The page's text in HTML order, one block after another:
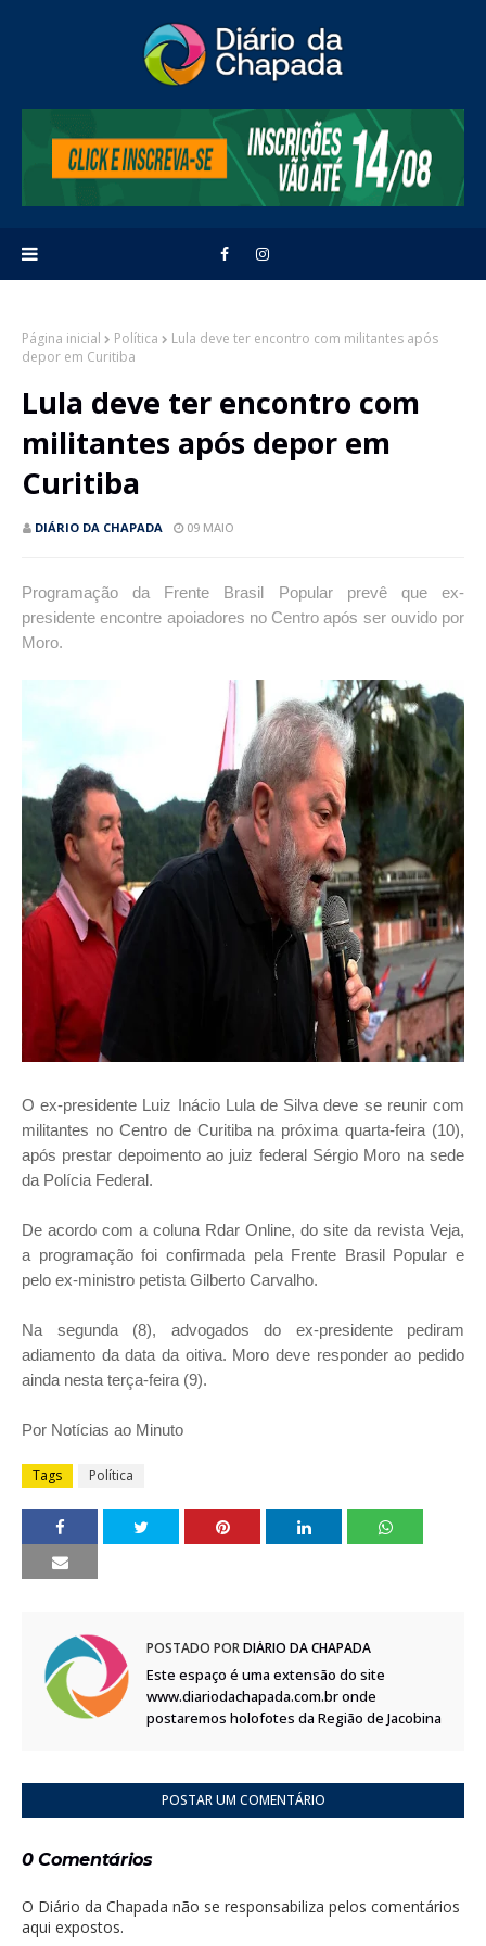
Página inicial Política
Lula deve ter encontro com militantes após
depor em Curitiba
Lula deve ter encontro com
militantes após depor em
Curitiba
DIÁRIO DA CHAPADA 09 MAIO
Programação da Frente Brasil Popular prevê que ex-
presidente encontre apoiadores no Centro após ser ouvido por
Moro.
O ex-presidente Luiz Inácio Lula de Silva deve se reunir com
militantes no Centro de Curitiba na próxima quarta-feira (10),
após prestar depoimento ao juiz federal Sérgio Moro na sede
da Polícia Federal.
De acordo com a coluna Rdar Online, do site da revista Veja,
a programação foi confirmada pela Frente Brasil Popular e
pelo ex-ministro petista Gilberto Carvalho.
Na segunda (8), advogados do ex-presidente pediram
adiamento da data da oitiva. Moro deve responder ao pedido
ainda nesta terça-feira (9).
Por Notícias ao Minuto
Tags Política
POSTADO PORDIÁRIO DA CHAPADA
Este espaço é uma extensão do site
www.diariodachapada.com.br onde
postaremos holofotes da Região de Jacobina
POSTAR UM COMENTÁRIO
0 Comentários
O Diário da Chapada não se responsabiliza pelos comentários
aqui expostos.